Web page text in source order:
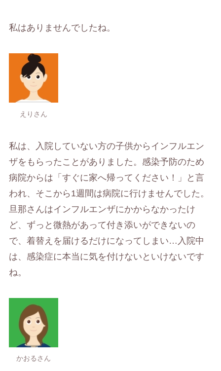
私はありませんでしたね。
えりさん
私は、入院していない方の子供からインフルエン
ザをもらったことがありました。感染予防のため
病院からは「すぐに家へ帰ってください！」と言
われ、そこから1週間は病院に行けませんでした。
旦那さんはインフルエンザにかからなかったけ
ど、ずっと微熱があって付き添いができないの
で、着替えを届けるだけになってしまい…入院中
は、感染症に本当に気を付けないといけないです
ね。
かおるさん